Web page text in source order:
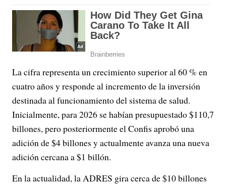
La cifra representa un crecimiento superior al 60 % en
cuatro años y responde al incremento de la inversión
destinada al funcionamiento del sistema de salud.
Inicialmente, para 2026 se habían presupuestado $110,7
billones, pero posteriormente el Confis aprobó una
adición de $4 billones y actualmente avanza una nueva
adición cercana a $1 billón.
En la actualidad, la ADRES gira cerca de $10 billones